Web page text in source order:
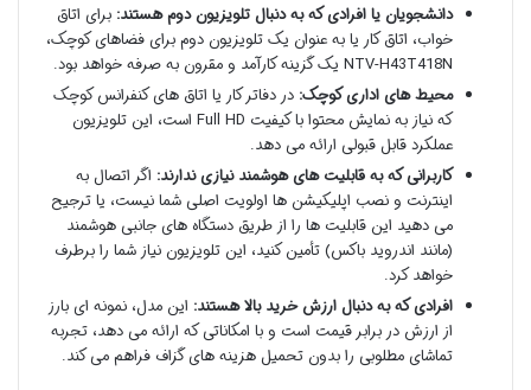
دانشجویان یا افرادی که به دنبال تلویزیون دوم هستند: برای اتاق
خواب، اتاق کار یا به عنوان یک تلویزیون دوم برای فضاهای کوچک،
NTV-H43T418N یک گزینه کارآمد و مقرون به صرفه خواهد بود.
محیط های اداری کوچک: در دفاتر کار یا اتاق های کنفرانس کوچک
که نیاز به نمایش محتوا با کیفیت Full HD است، این تلویزیون
عملکرد قابل قبولی ارائه می دهد.
کاربرانی که به قابلیت های هوشمند نیازی ندارند: اگر اتصال به
اینترنت و نصب اپلیکیشن ها اولویت اصلی شما نیست، یا ترجیح
می دهید این قابلیت ها را از طریق دستگاه های جانبی هوشمند
(مانند اندروید باکس) تأمین کنید، این تلویزیون نیاز شما را برطرف
خواهد کرد.
افرادی که به دنبال ارزش خرید بالا هستند: این مدل، نمونه ای بارز
از ارزش در برابر قیمت است و با امکاناتی که ارائه می دهد، تجربه
تماشای مطلوبی را بدون تحمیل هزینه های گزاف فراهم می کند.